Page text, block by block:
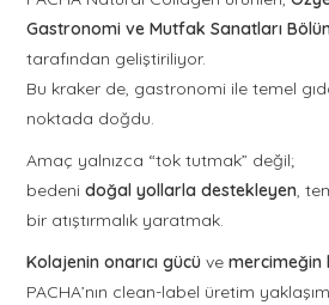
Gastronomi ve Mutfak Sanatları
tarafından geliştiriliyor.
Bu kraker de, gastronomi ile temel
noktada doğdu.
Amaç yalnızca “tok tutmak” değil;
bedenidoğal yollarla destekleyen,
bir atıştırmalık yaratmak.
Kolajenin onarıcı gücü vemercimeğin
PACHA’nın clean-label üretim